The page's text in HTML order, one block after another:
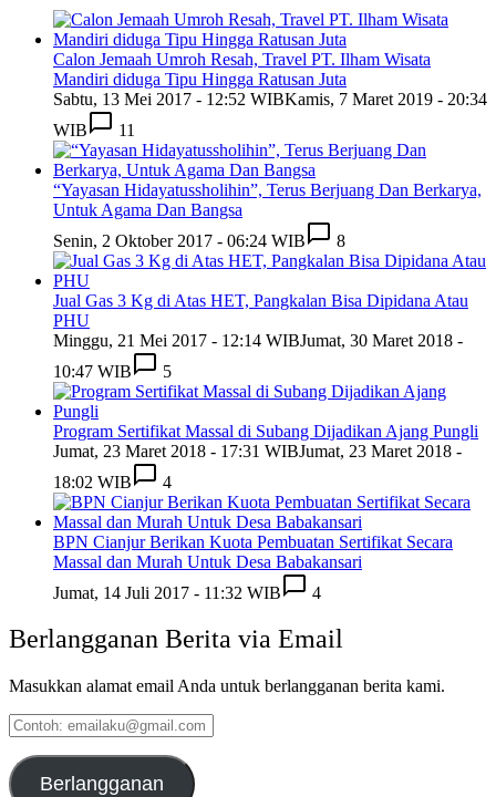
Calon Jemaah Umroh Resah, Travel PT. Ilham Wisata
Mandiri diduga Tipu Hingga Ratusan Juta
Sabtu, 13 Mei 2017 - 12:52 WIBKamis, 7 Maret 2019 - 20:34
WIB
11
“Yayasan Hidayatussholihin”, Terus Berjuang Dan Berkarya,
Untuk Agama Dan Bangsa
Senin, 2 Oktober 2017 - 06:24 WIB
8
Jual Gas 3 Kg di Atas HET, Pangkalan Bisa Dipidana Atau
PHU
Minggu, 21 Mei 2017 - 12:14 WIBJumat, 30 Maret 2018 -
10:47 WIB
5
Program Sertifikat Massal di Subang Dijadikan Ajang Pungli
Jumat, 23 Maret 2018 - 17:31 WIBJumat, 23 Maret 2018 -
18:02 WIB
4
BPN Cianjur Berikan Kuota Pembuatan Sertifikat Secara
Massal dan Murah Untuk Desa Babakansari
Jumat, 14 Juli 2017 - 11:32 WIB
4
Berlangganan Berita via Email
Masukkan alamat email Anda untuk berlangganan berita kami.
Contoh:
emailaku@gmail.com
Berlangganan